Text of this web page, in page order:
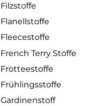
Filzstoffe
Flanellstoffe
Fleecestoffe
French Terry Stoffe
Frotteestoffe
Frühlingsstoffe
Gardinenstoff